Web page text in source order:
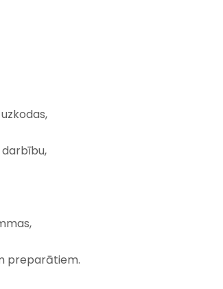
preparātiem.